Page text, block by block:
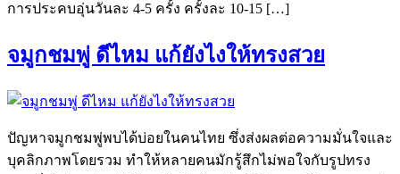
การประคบอุ่นวันละ 4-5 ครั้ง ครั้งละ 10-15 […]
จมูกชมพู่ ดีไหม แก้ยังไงให้ทรงสวย
ปัญหาจมูกชมพู่พบได้บ่อยในคนไทย ซึ่งส่งผลต่อความมั่นใจและ
บุคลิกภาพโดยรวม ทำให้หลายคนมักรู้สึกไม่พอใจกับรูปทรง